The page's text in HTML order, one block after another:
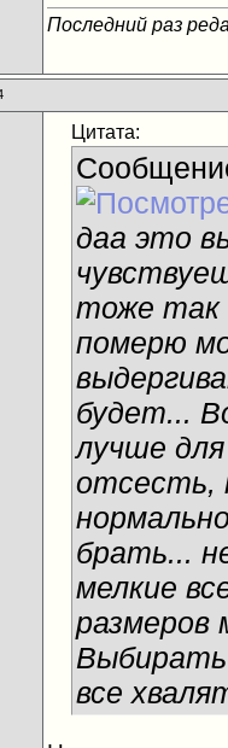
Последний раз
Цитата:
даа это
тоже так
померю
будет...
лучше
отсесть,
брать...
мелкие
размеров
Выбирать
все